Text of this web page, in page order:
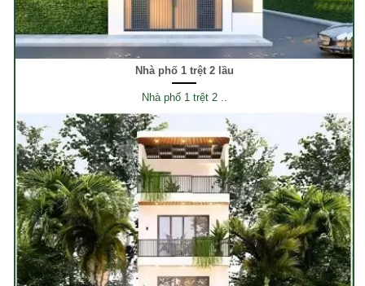
Nhà phố 1 trệt 2 lầu
Nhà phố 1 trệt 2 ..